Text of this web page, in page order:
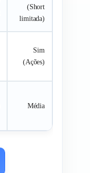
(Short
limitada)
Sim
(Ações)
Média